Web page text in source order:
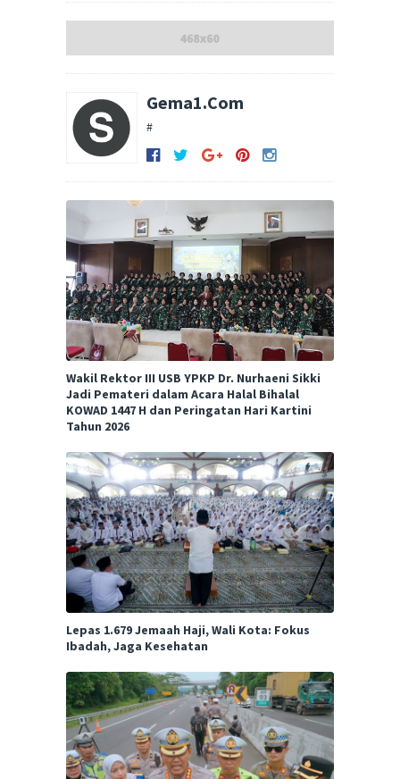
Gema1.Com
#
Wakil Rektor III USB YPKP Dr. Nurhaeni Sikki
Jadi Pemateri dalam Acara Halal Bihalal
KOWAD 1447 H dan Peringatan Hari Kartini
Tahun 2026
Lepas 1.679 Jemaah Haji, Wali Kota: Fokus
Ibadah, Jaga Kesehatan